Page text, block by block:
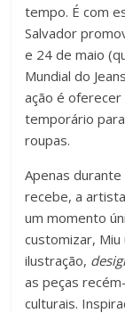
tempo. É com
Salvador
e 24 de maio
Mundial do
ação é
temporário
roupas.
Apenas
recebe, a
um momento
customizar, Miu
ilustração,
as peças
culturais.